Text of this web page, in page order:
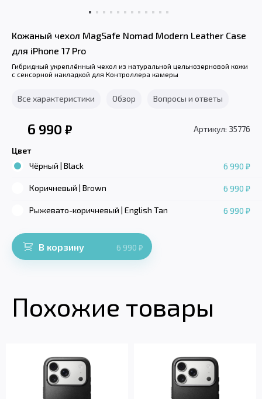
Кожаный чехол MagSafe Nomad Modern Leather Case
для iPhone 17 Pro
Гибридный укреплённый чехол из натуральной цельнозерновой кожи
с сенсорной накладкой для Контроллера камеры
Все характеристики Обзор Вопросы и ответы
6 990 ₽ Артикул: 35776
Цвет
Чёрный | Black
6 990 ₽
Коричневый | Brown 6 990 ₽
Рыжевато-коричневый | English Tan 6 990 ₽
В корзину 6 990 ₽
Похожие товары